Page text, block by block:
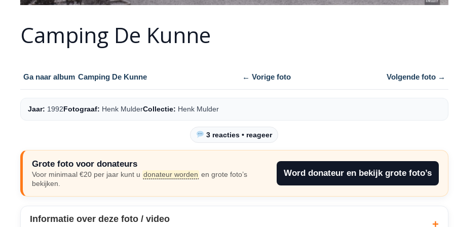
Camping De Kunne
Ga naar album Camping De Kunne ← Vorige foto Volgende foto →
Jaar: 1992Fotograaf: Henk MulderCollectie: Henk Mulder
3 reacties • reageer
Grote foto voor donateurs
Voor minimaal €20 per jaar kunt u donateur worden en grote foto’s
bekijken.
Word donateur en bekijk grote foto’s
Informatie over deze foto / video